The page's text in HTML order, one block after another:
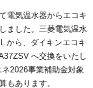
電気温水器からエコキ
ました。三菱電気温水
から、ダイキンエコキ
へ交換をいたし
2026事業補助金対象
もあります。